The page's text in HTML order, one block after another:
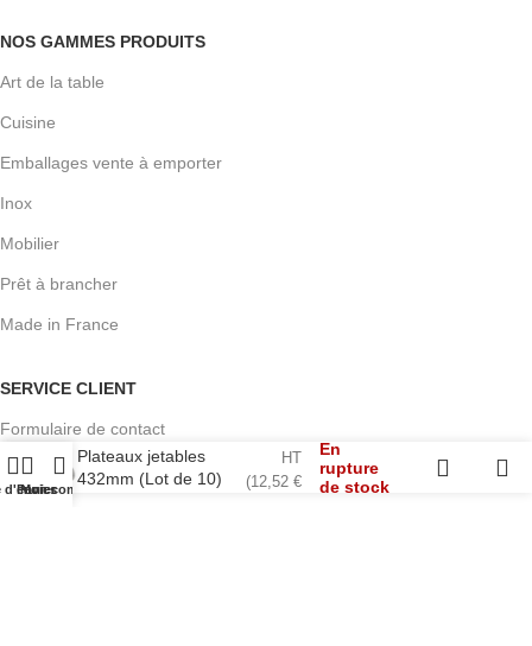
NOS GAMMES PRODUITS
Art de la table
Cuisine
Emballages vente à emporter
Inox
Mobilier
Prêt à brancher
Made in France
SERVICE CLIENT
Formulaire de contact
La livraison
d'envies
Panier
Mon compte
Plateaux jetables
432mm (Lot de 10)
HT
(12,52€
En
rupture
de stock